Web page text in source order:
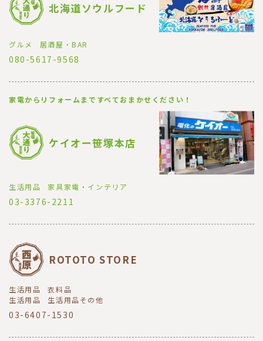
北海道ソウルフード
グルメ 居酒屋・BAR
080-5617-9568
家電からリフォームまですべておまかせください！
ケイオー笹塚本店
生活用品 家具家電・インテリア
03-3376-2211
ROTOTO STORE
生活用品
衣料品
生活用品
生活用品その他
03-6407-1530